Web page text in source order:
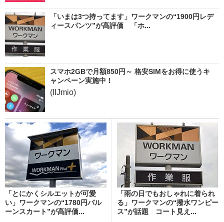
「いまは3つ持ってます」ワークマンの“1900円レデ
ィースパンツ”が高評価 「ホ...
スマホ2GBで月額850円～ 格安SIMをお得に使うキ
ャンペーン実施中！
(IIJmio)
「とにかくシルエットが可愛
い」ワークマンの“1780円バル
ーンスカート”が高評価...
「雨の日でもおしゃれに着られ
る」ワークマンの“撥水ワンピー
ス”が話題 コート見え...